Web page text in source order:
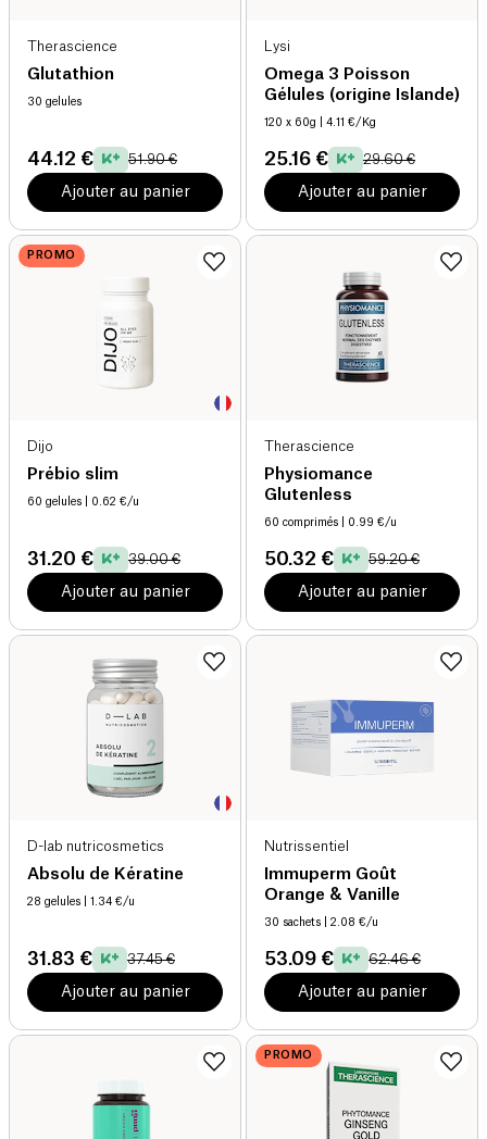
Therascience
Glutathion
30 gelules
44.12 € 51.90 €
Ajouter au panier
Lysi
Omega 3 Poisson
Gélules (origine Islande)
120 x 60g | 4.11 €/Kg
25.16 € 29.60 €
Ajouter au panier
PROMO
Dijo
Prébio slim
60 gelules | 0.62 €/u
31.20 € 39.00 €
Ajouter au panier
Therascience
Physiomance
Glutenless
60 comprimés | 0.99 €/u
50.32 € 59.20 €
Ajouter au panier
D-lab nutricosmetics
Absolu de Kératine
28 gelules | 1.34 €/u
31.83 € 37.45 €
Ajouter au panier
Nutrissentiel
Immuperm Goût
Orange & Vanille
30 sachets | 2.08 €/u
53.09 € 62.46 €
Ajouter au panier
PROMO